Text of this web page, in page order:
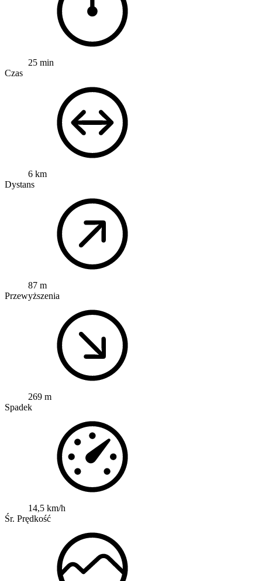
25 min
Czas
6 km
Dystans
87 m
Przewyższenia
269 m
Spadek
14,5 km/h
Śr. Prędkość